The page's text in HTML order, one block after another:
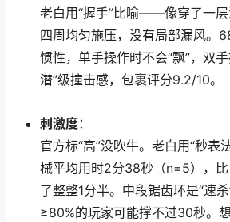
老白用“握手”比喻——像穿了一层
四周均匀施压，没有局部漏风。
惯性，单手操作时不会“飘”，双
潜”级撞击感，包裹评分9.2/10。
刺激度：
官方标“高”没吹牛。老白用“秒表
械平均用时2分38秒（n=5），比
了整整1分半。中段锯齿环是“速
≥80%的玩家可能撑不过30秒。